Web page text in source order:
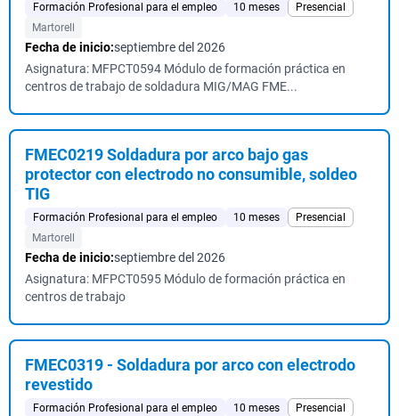
Formación Profesional para el empleo 10 meses
Presencial
Martorell
Fecha de inicio:septiembre del 2026
Asignatura: MFPCT0594 Módulo de formación práctica en
centros de trabajo de soldadura MIG/MAG FME...
FMEC0219 Soldadura por arco bajo gas
protector con electrodo no consumible, soldeo
TIG
Formación Profesional para el empleo 10 meses
Presencial
Martorell
Fecha de inicio:septiembre del 2026
Asignatura: MFPCT0595 Módulo de formación práctica en
centros de trabajo
FMEC0319 - Soldadura por arco con electrodo
revestido
Formación Profesional para el empleo 10 meses
Presencial